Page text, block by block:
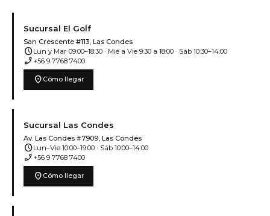
Sucursal El Golf
San Crescente #113, Las Condes
scheduleLun y Mar 09:00–18:30 · Mié a Vie 9:30 a 18:00 · Sáb 10:30–14:00
phone_enabled +56 9 7768 7400
location_on Cómo llegar
Sucursal Las Condes
Av. Las Condes #7909, Las Condes
scheduleLun–Vie 10:00–19:00 · Sáb 10:00–14:00
phone_enabled +56 9 7768 7400
location_on Cómo llegar